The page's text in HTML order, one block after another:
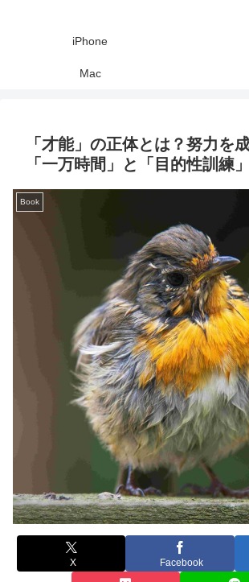
iPhone
Mac
「才能」の正体とは？努力を
「一万時間」と「目的性訓練
Book
X Facebook